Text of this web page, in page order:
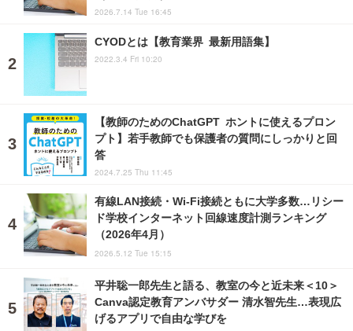
2026.7.14 Tue 16:45
CYODとは【教育業界 最新用語集】
2022.3.4 Fri 10:20
【教師のためのChatGPT ホントに使えるプロン
プト】若手教師でも保護者の質問にしっかりと回
答
2024.7.25 Thu 11:45
有線LAN接続・Wi-Fi接続ともに大学多数…リシー
ド学校インターネット回線速度計測ランキング
（2026年4月）
2026.5.12 Tue 15:15
平井聡一郎先生と語る、教室の今と近未来＜10＞
Canva認定教育アンバサダー 清水智先生…表現広
げるアプリで自由な学びを